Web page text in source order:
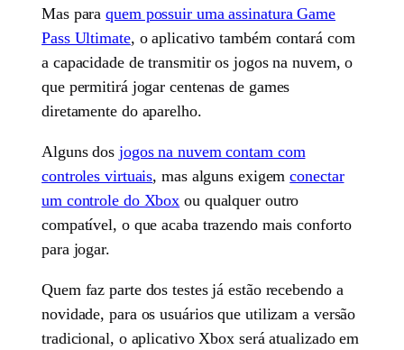
Mas paraquem possuir uma assinatura Game
Pass Ultimate, o aplicativo também contará com
a capacidade de transmitir os jogos na nuvem, o
que permitirá jogar centenas de games
diretamente do aparelho.
Alguns dos jogos na nuvem contam com
controles virtuais, mas alguns exigemconectar
um controle do Xbox ou qualquer outro
compatível, o que acaba trazendo mais conforto
para jogar.
Quem faz parte dos testes já estão recebendo a
novidade, para os usuários que utilizam a versão
tradicional, o aplicativo Xbox será atualizado em